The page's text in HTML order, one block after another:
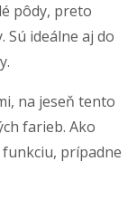
pôdy, preto
ideálne aj do
na jeseň tento
farieb. Ako
prípadne